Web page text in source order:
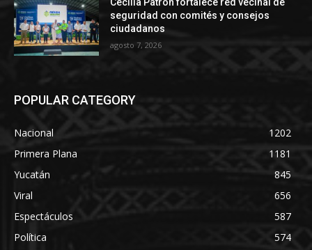
seguridad con comités y consejos
ciudadanos
agosto 7, 2026
POPULAR CATEGORY
Nacional
1202
Primera Plana
1181
Yucatán
845
Viral
656
Espectáculos
587
Política
574